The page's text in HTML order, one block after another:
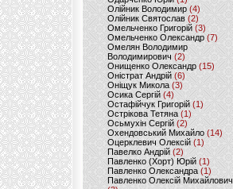
Олійник Володимир (4)
Олійник Святослав (2)
Омельченко Григорій (3)
Омельченко Олександр(7)
Омелян Володимир
Володимирович (2)
Онищенко Олександр (15)
Оністрат Андрій (6)
Оніщук Микола (3)
Осика Сергій(4)
Остафійчук Григорій(1)
Острікова Тетяна (1)
Осьмухін Сергій (2)
Охендовський Михайло (14)
Оцерклевич Олексій (1)
Павелко Андрій (2)
Павленко (Хорт) Юрій (1)
Павленко Олександра (1)
Павленко Олексій Михайлович